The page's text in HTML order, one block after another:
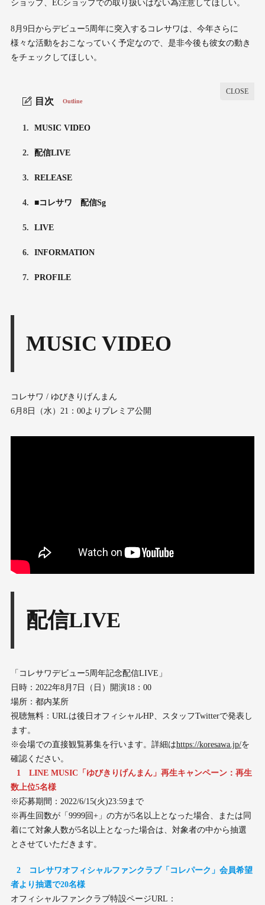
ショップ、ECショップでの取り扱いはない為注意してほしい。
8月9日からデビュー5周年に突入するコレサワは、今年さらに
様々な活動をおこなっていく予定なので、是非今後も彼女の動き
をチェックしてほしい。
目次 Outline
1. MUSIC VIDEO
2. 配信LIVE
3. RELEASE
4. ■コレサワ 配信Sg
5. LIVE
6. INFORMATION
7. PROFILE
MUSIC VIDEO
コレサワ / ゆびきりげんまん
6月8日（水）21：00よりプレミア公開
配信LIVE
「コレサワデビュー5周年記念配信LIVE」
日時：2022年8月7日（日）開演18：00
場所：都内某所
視聴無料：URLは後日オフィシャルHP、スタッフTwitterで発表し
ます。
※会場での直接観覧募集を行います。詳細はhttps://koresawa.jp/を
確認ください。
1 LINE MUSIC「ゆびきりげんまん」再生キャンペーン：再生
数上位5名様
※応募期間：2022/6/15(火)23:59まで
※再生回数が「9999回+」の方が5名以上となった場合、または同
着にて対象人数が5名以上となった場合は、対象者の中から抽選
とさせていただきます。
2 コレサワオフィシャルファンクラブ「コレパーク」会員希望
者より抽選で20名様
オフィシャルファンクラブ特設ページURL：